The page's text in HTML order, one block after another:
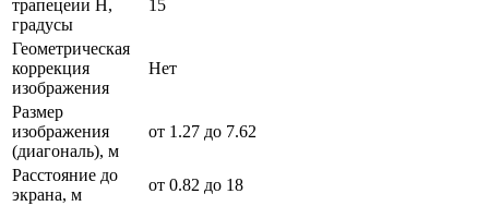
трапецеии H,
градусы
15
Геометрическая
коррекция
изображения
Нет
Размер
изображения
(диагональ), м
от 1.27 до 7.62
Расстояние до
экрана, м
от 0.82 до 18